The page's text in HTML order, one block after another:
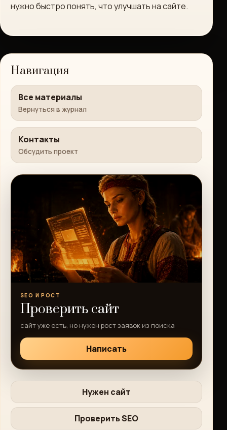
нужно быстро понять, что улучшать на сайте.
Навигация
Все материалы
Вернуться в журнал
Контакты
Обсудить проект
SEO И РОСТ
Проверить сайт
сайт уже есть, но нужен рост заявок из поиска
Написать
Нужен сайт
Проверить SEO